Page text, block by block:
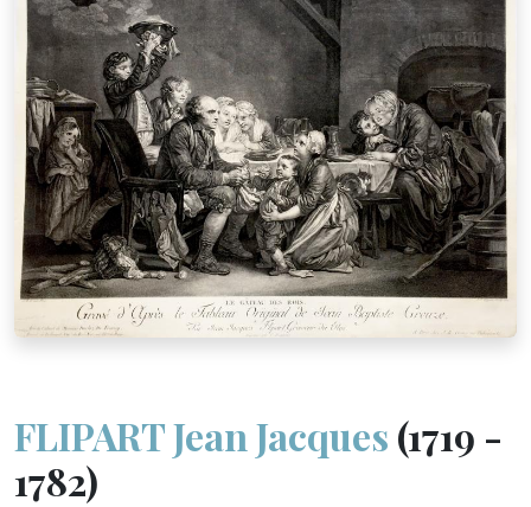
FLIPART Jean Jacques (1719 -
1782)